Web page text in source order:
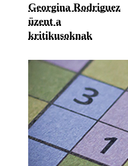
Georgina Rodriguez
üzent a
kritikusoknak